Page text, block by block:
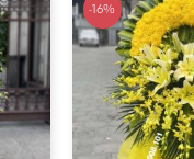
-16%